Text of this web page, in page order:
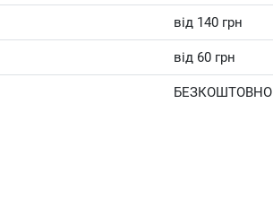
від 140 грн
від 60 грн
БЕЗКОШТОВНО